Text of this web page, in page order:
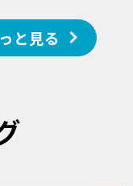
と見る